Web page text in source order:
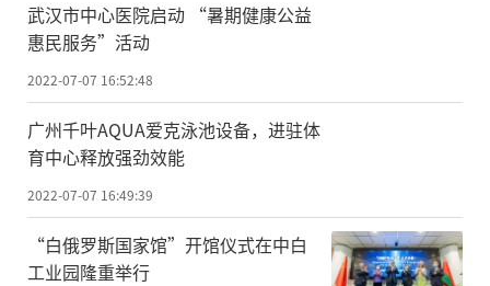
武汉市中心医院启动 “暑期健康公益
惠民服务”活动
2022-07-07 16:52:48
广州千叶AQUA爱克泳池设备，进驻体
育中心释放强劲效能
2022-07-07 16:49:39
“白俄罗斯国家馆”开馆仪式在中白
工业园隆重举行